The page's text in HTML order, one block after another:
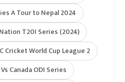
A Tour to Nepal 2024
T20I Series (2024)
Cricket World Cup League 2
Canada ODI Series